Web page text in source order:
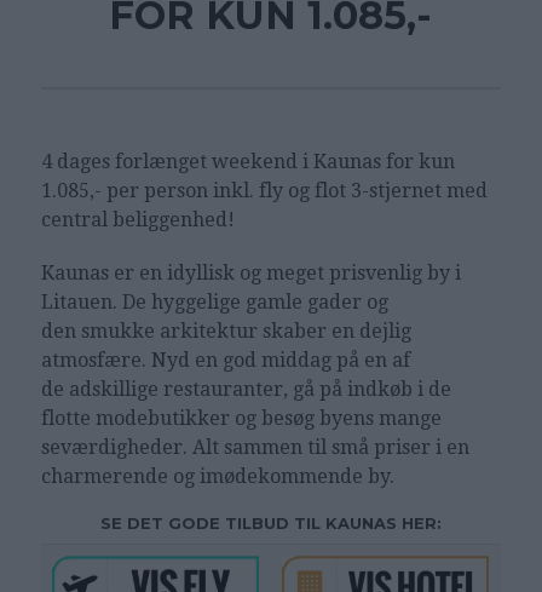
FOR KUN 1.085,-
4 dages forlænget weekend i Kaunas for kun
1.085,- per person inkl. fly og flot 3-stjernet med
central beliggenhed!
Kaunas er en idyllisk og meget prisvenlig by i
Litauen. De hyggelige gamle gader og
den smukke arkitektur skaber en dejlig
atmosfære. Nyd en god middag på en af
de adskillige restauranter, gå på indkøb i de
flotte modebutikker og besøg byens mange
seværdigheder. Alt sammen til små priser i en
charmerende og imødekommende by.
SE DET GODE TILBUD TIL KAUNAS HER: